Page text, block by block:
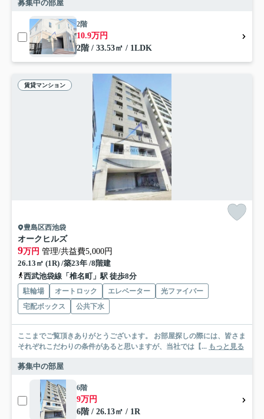
募集中の部屋
2階
10.9万円
2階 / 33.53㎡ / 1LDK
賃貸マンション
豊島区西池袋
オークヒルズ
9万円 管理/共益費5,000円
26.13㎡ (1R) /築23年 /8階建
西武池袋線「椎名町」駅 徒歩8分
駐輪場 オートロック エレベーター
光ファイバー
宅配ボックス
公共下水
ここまでご覧頂きありがとうございます。 お部屋探しの際には、皆さま
それぞれこだわりの条件があると思いますが、当社では【... もっと見る
募集中の部屋
6階
9万円
6階 / 26.13㎡ / 1R